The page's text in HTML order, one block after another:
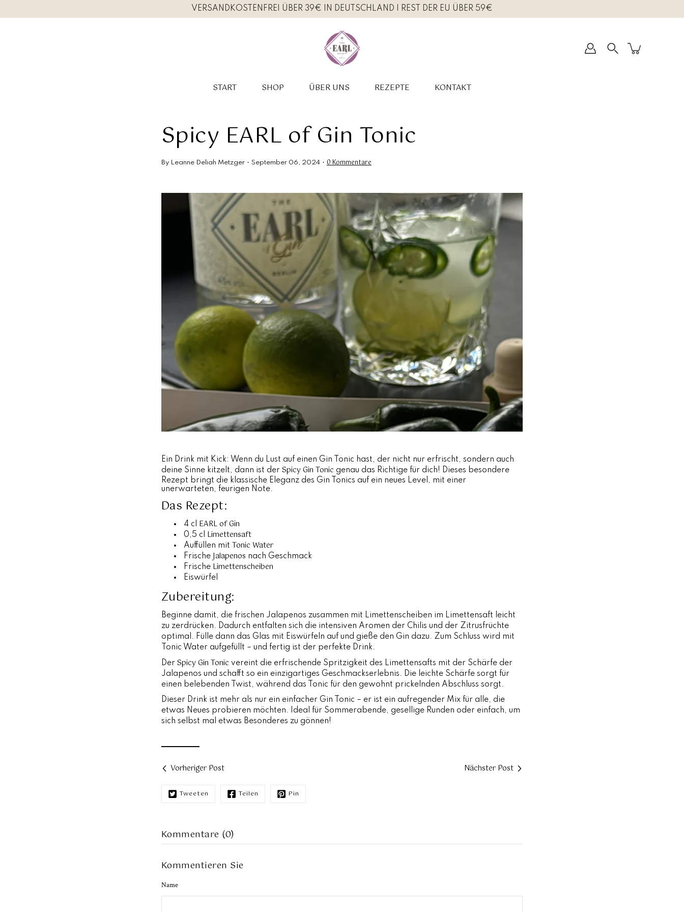
überspringen
VERSANDKOSTENFREI ÜBER 39€ IN DEUTSCHLAND I REST DER EU ÜBER 59€
START SHOP ÜBER UNS REZEPTE KONTAKT
Spicy EARL of Gin Tonic
By Leanne Deliah Metzger September 06, 2024 0 Kommentare
Ein Drink mit Kick: Wenn du Lust auf einen Gin Tonic hast, der nicht nur erfrischt, sondern auch
deine Sinne kitzelt, dann ist der Spicy Gin Tonic genau das Richtige für dich! Dieses besondere
Rezept bringt die klassische Eleganz des Gin Tonics auf ein neues Level, mit einer
unerwarteten, feurigen Note.
Das Rezept:
4 cl EARL of Gin
0,5 cl Limettensaft
Auffüllen mit Tonic Water
Frische Jalapenos nach Geschmack
FrischeLimettenscheiben
Eiswürfel
Zubereitung:
Beginne damit, die frischen Jalapenos zusammen mit Limettenscheiben im Limettensaft leicht
zu zerdrücken. Dadurch entfalten sich die intensiven Aromen der Chilis und der Zitrusfrüchte
optimal. Fülle dann das Glas mit Eiswürfeln auf und gieße den Gin dazu. Zum Schluss wird mit
Tonic Water aufgefüllt – und fertig ist der perfekte Drink.
Der Spicy Gin Tonic vereint die erfrischende Spritzigkeit des Limettensafts mit der Schärfe der
Jalapenos und schafft so ein einzigartiges Geschmackserlebnis. Die leichte Schärfe sorgt für
einen belebenden Twist, während das Tonic für den gewohnt prickelnden Abschluss sorgt.
Dieser Drink ist mehr als nur ein einfacher Gin Tonic – er ist ein aufregender Mix für alle, die
etwas Neues probieren möchten. Ideal für Sommerabende, gesellige Runden oder einfach, um
sich selbst mal etwas Besonderes zu gönnen!
Vorheriger Post Nächster Post
Tweeten Teilen Pin
Kommentare (0)
Kommentieren Sie
Name